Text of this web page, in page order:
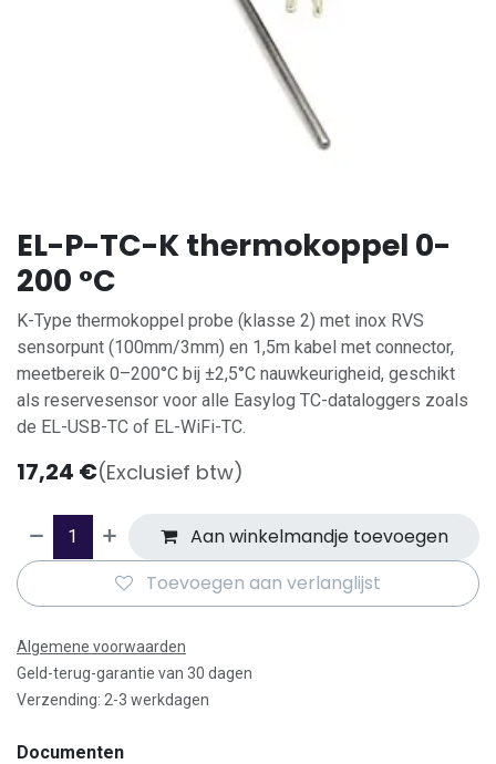
EL-P-TC-K thermokoppel 0-
200 °C
K-Type thermokoppel probe (klasse 2) met inox RVS
sensorpunt (100mm/3mm) en 1,5m kabel met connector,
meetbereik 0–200°C bij ±2,5°C nauwkeurigheid, geschikt
als reservesensor voor alle Easylog TC-dataloggers zoals
de EL-USB-TC of EL-WiFi-TC.
17,24 €(Exclusief btw)
Aan winkelmandje toevoegen
Toevoegen aan verlanglijst
Algemene voorwaarden
Geld-terug-garantie van 30 dagen
Verzending: 2-3 werkdagen
Documenten